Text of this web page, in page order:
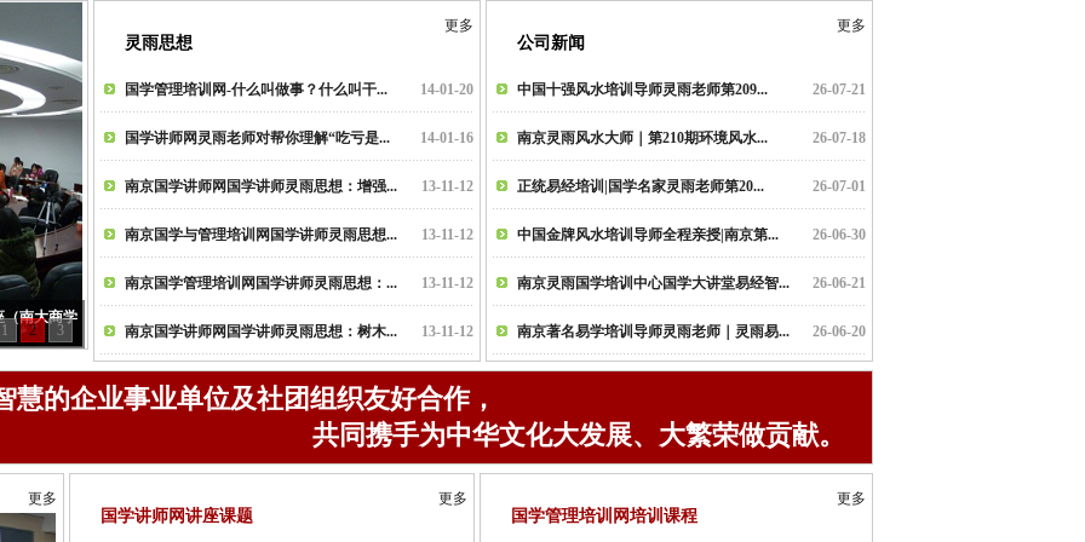
公司新闻
更多
中国十强风水培训导师灵雨老师第209... 26-07-21
南京灵雨风水大师｜第210期环境风水... 26-07-18
正统易经培训|国学名家灵雨老师第20... 26-07-01
中国金牌风水培训导师全程亲授|南京第... 26-06-30
南京灵雨国学培训中心国学大讲堂易经智... 26-06-21
南京著名易学培训导师灵雨老师｜灵雨易... 26-06-20
灵雨思想
更多
国学管理培训网-什么叫做事？什么叫干... 14-01-20
国学讲师网灵雨老师对帮你理解“吃亏是... 14-01-16
南京国学讲师网国学讲师灵雨思想：增强... 13-11-12
南京国学与管理培训网国学讲师灵雨思想... 13-11-12
南京国学管理培训网国学讲师灵雨思想：... 13-11-12
南京国学讲师网国学讲师灵雨思想：树木... 13-11-12
（南大商学
1 2 3
慧的企业事业单位及社团组织友好合作，
共同携手为中华文化大发展、大繁荣做贡献。
国学管理培训网培训课程
更多
国学讲师网讲座课题
更多
更多